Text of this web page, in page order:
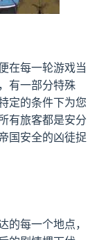
在每一轮游戏当
有一部分特殊
定的条件下为您
有旅客都是安分
国安全的凶徒捉
的每一个地点，